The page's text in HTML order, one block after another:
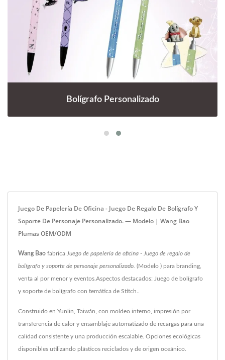
Bolígrafo Personalizado
Juego De Papelería De Oficina - Juego De Regalo De Bolígrafo Y
Soporte De Personaje Personalizado. — Modelo | Wang Bao
Plumas OEM/ODM
Wang Bao fabrica Juego de papelería de oficina - Juego de regalo de
bolígrafo y soporte de personaje personalizado. (Modelo ) para branding,
venta al por menor y eventos.Aspectos destacados: Juego de bolígrafo
y soporte de bolígrafo con temática de Stitch..
Construido en Yunlin, Taiwán, con moldeo interno, impresión por
transferencia de calor y ensamblaje automatizado de recargas para una
calidad consistente y una producción escalable. Opciones ecológicas
disponibles utilizando plásticos reciclados y de origen oceánico.